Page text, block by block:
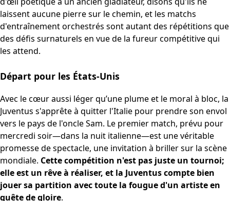
laissent aucune pierre sur le chemin, et les matchs
d'entraînement orchestrés sont autant des répétitions que
des défis surnaturels en vue de la fureur compétitive qui
les attend.
Départ pour les États-Unis
Avec le cœur aussi léger qu’une plume et le moral à bloc, la
Juventus s'apprête à quitter l'Italie pour prendre son envol
vers le pays de l'oncle Sam. Le premier match, prévu pour
mercredi soir—dans la nuit italienne—est une véritable
promesse de spectacle, une invitation à briller sur la scène
mondiale. Cette compétition n'est pas juste un tournoi;
elle est un rêve à réaliser, et la Juventus compte bien
jouer sa partition avec toute la fougue d'un artiste en
quête de gloire.